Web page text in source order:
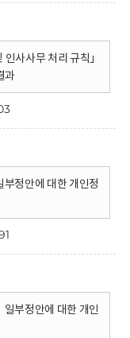
사사무 처리 규칙」
과
부정안에 대한 개인정
일부정안에 대한 개인